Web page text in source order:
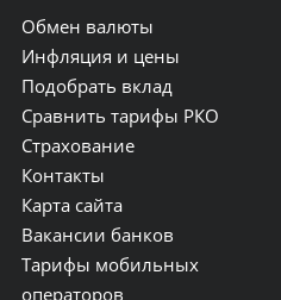
Обмен валюты
Инфляция и цены
Подобрать вклад
Сравнить тарифы РКО
Страхование
Контакты
Карта сайта
Вакансии банков
Тарифы мобильных
операторов